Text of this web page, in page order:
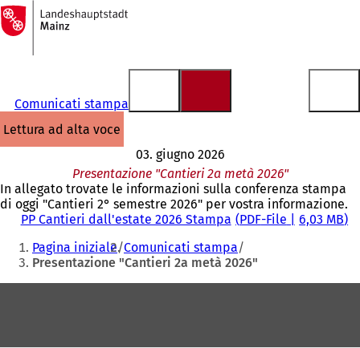
Vai al contenuto
Alla
pagina
iniziale
Comunicati stampa
lettura ad alta voce
03. giugno 2026
Presentazione "Cantieri 2a metà 2026"
In allegato trovate le informazioni sulla conferenza stampa
di oggi "Cantieri 2° semestre 2026" per vostra informazione.
PP Cantieri dall'estate 2026 Stampa
PDF-File 6,03 MB
Siete
qui:
Pagina iniziale Comunicati stampa
Presentazione "Cantieri 2a metà 2026"